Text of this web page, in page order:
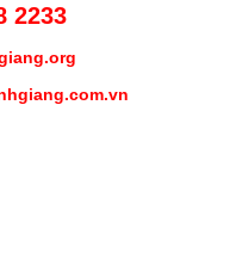
2233